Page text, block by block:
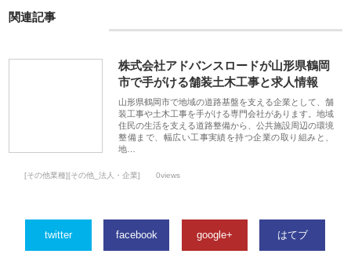
関連記事
株式会社アドバンスロードが山形県鶴岡
市で手がける舗装土木工事と求人情報
山形県鶴岡市で地域の道路基盤を支える企業として、舗
装工事や土木工事を手がける専門会社があります。地域
住民の生活を支える道路整備から、公共施設周辺の環境
整備まで、幅広い工事実績を持つ企業の取り組みと、
地…
[その他業種][その他_法人・企業] 0views
twitter facebook google+ はてブ